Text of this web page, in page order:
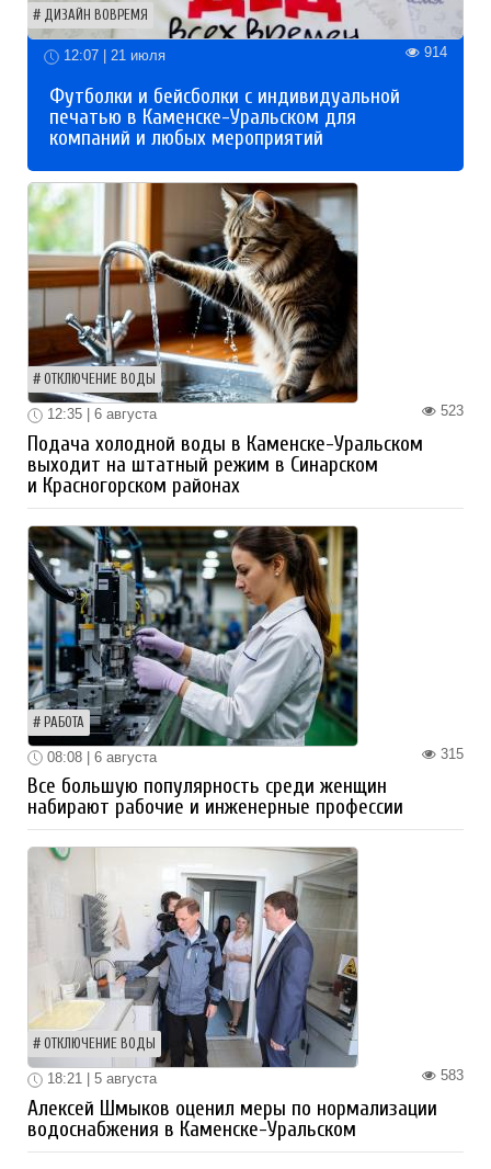
ДИЗАЙН ВОВРЕМЯ
12:07 | 21 июля 914
Футболки и бейсболки с индивидуальной
печатью в Каменске-Уральском для
компаний и любых мероприятий
ОТКЛЮЧЕНИЕ ВОДЫ
523
12:35 | 6 августа
Подача холодной воды в Каменске-Уральском
выходит на штатный режим в Синарском
и Красногорском районах
РАБОТА
315
08:08 | 6 августа
Все большую популярность среди женщин
набирают рабочие и инженерные профессии
ОТКЛЮЧЕНИЕ ВОДЫ
583
18:21 | 5 августа
Алексей Шмыков оценил меры по нормализации
водоснабжения в Каменске-Уральском